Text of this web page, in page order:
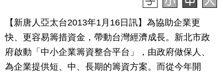
【新唐人亞太台2013年1月16日訊】為協助企業更
快、更容易籌措資金，帶動台灣經濟成長。新北市政
府啟動「中小企業籌資整合平台」，由政府做保人、
為企業提供短、中、長期的籌資方案。而從今年開